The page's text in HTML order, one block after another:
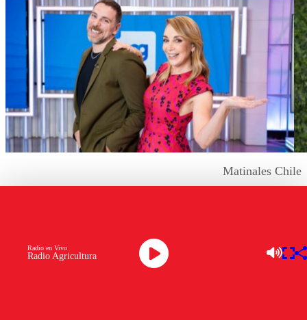
Matinales Chile
“Contigo en la mañana”
recuperó el primer lugar del
Radio Agricultura
Radio en Vivo